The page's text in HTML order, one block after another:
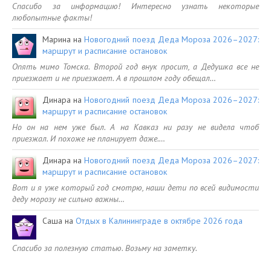
Спасибо за информацию! Интересно узнать некоторые
любопытные факты!
Марина наНовогодний поезд Деда Мороза 2026–2027:
маршрут и расписание остановок
Опять мимо Томска. Второй год внук просит, а Дедушка все не
приезжает и не приезжает. А в прошлом году обещал…
Динара наНовогодний поезд Деда Мороза 2026–2027:
маршрут и расписание остановок
Но он на нем уже был. А на Кавказ ни разу не видела чтоб
приезжал. И похоже не планирует даже.…
Динара наНовогодний поезд Деда Мороза 2026–2027:
маршрут и расписание остановок
Вот и я уже который год смотрю, наши дети по всей видимости
деду морозу не сильно важны…
Саша на Отдых в Калининграде в октябре 2026 года
Спасибо за полезную статью. Возьму на заметку.